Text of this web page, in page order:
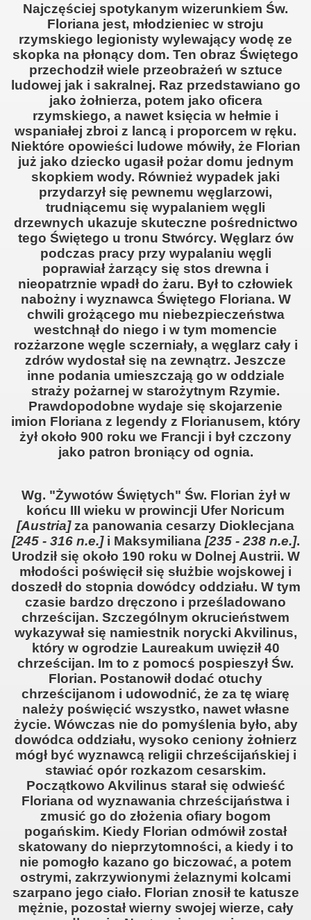
Najczęściej spotykanym wizerunkiem Św.
Floriana jest, młodzieniec w stroju
rzymskiego legionisty wylewający wodę ze
skopka na płonący dom. Ten obraz Świętego
przechodził wiele przeobrażeń w sztuce
ludowej jak i sakralnej. Raz przedstawiano go
jako żołnierza, potem jako oficera
rzymskiego, a nawet księcia w hełmie i
wspaniałej zbroi z lancą i proporcem w ręku.
Niektóre opowieści ludowe mówiły, że Florian
już jako dziecko ugasił pożar domu jednym
skopkiem wody. Również wypadek jaki
przydarzył się pewnemu węglarzowi,
trudniącemu się wypalaniem węgli
drzewnych ukazuje skuteczne pośrednictwo
tego Świętego u tronu Stwórcy. Węglarz ów
podczas pracy przy wypalaniu węgli
poprawiał żarzący się stos drewna i
nieopatrznie wpadł do żaru. Był to człowiek
nabożny i wyznawca Świętego Floriana. W
chwili grożącego mu niebezpieczeństwa
westchnął do niego i w tym momencie
rozżarzone węgle sczerniały, a węglarz cały i
zdrów wydostał się na zewnątrz. Jeszcze
inne podania umieszczają go w oddziale
straży pożarnej w starożytnym Rzymie.
Prawdopodobne wydaje się skojarzenie
imion Floriana z legendy z Florianusem, który
żył około 900 roku we Francji i był czczony
jako patron broniący od ognia.
Wg. "Żywotów Świętych" Św. Florian żył w
końcu III wieku w prowincji Ufer Noricum
[Austria]za panowania cesarzy Dioklecjana
[245 - 316 n.e.]i Maksymiliana[235 - 238 n.e.].
Urodził się około 190 roku w Dolnej Austrii. W
młodości poświęcił się służbie wojskowej i
doszedł do stopnia dowódcy oddziału. W tym
czasie bardzo dręczono i prześladowano
chrześcijan. Szczególnym okrucieństwem
wykazywał się namiestnik norycki Akvilinus,
który w ogrodzie Laureakum uwięził 40
chrześcijan. Im to z pomocś pospieszył Św.
Florian. Postanowił dodać otuchy
chrześcijanom i udowodnić, że za tę wiarę
należy poświęcić wszystko, nawet własne
życie. Wówczas nie do pomyślenia było, aby
dowódca oddziału, wysoko ceniony żołnierz
mógł być wyznawcą religii chrześcijańskiej i
stawiać opór rozkazom cesarskim.
Początkowo Akvilinus starał się odwieść
Floriana od wyznawania chrześcijaństwa i
zmusić go do złożenia ofiary bogom
pogańskim. Kiedy Florian odmówił został
skatowany do nieprzytomności, a kiedy i to
nie pomogło kazano go biczować, a potem
ostrymi, zakrzywionymi żelaznymi kolcami
szarpano jego ciało. Florian znosił te katusze
mężnie, pozostał wierny swojej wierze, cały